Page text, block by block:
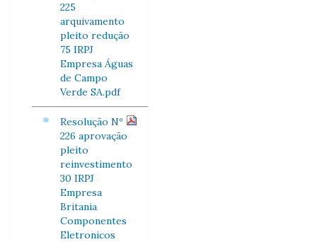
225
arquivamento
pleito redução
75 IRPJ
Empresa Águas
de Campo
Verde SA.pdf
Resolução Nº
226 aprovação
pleito
reinvestimento
30 IRPJ
Empresa
Britania
Componentes
Eletronicos